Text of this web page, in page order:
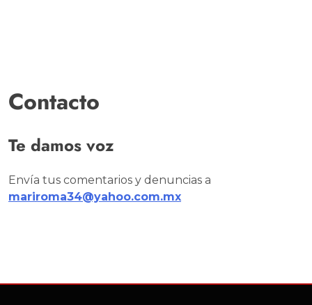
Contacto
Te damos voz
Envía tus comentarios y denuncias a
mariroma34@yahoo.com.mx